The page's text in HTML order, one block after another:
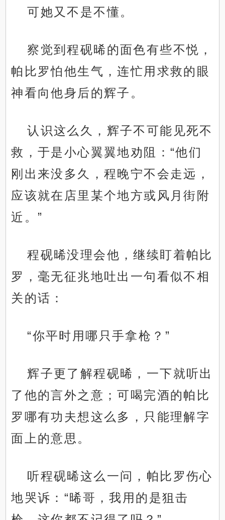
可她又不是不懂。
察觉到程砚晞的面色有些不悦，
帕比罗怕他生气，连忙用求救的眼
神看向他身后的辉子。
认识这么久，辉子不可能见死不
救，于是小心翼翼地劝阻：“他们
刚出来没多久，程晚宁不会走远，
应该就在店里某个地方或风月街附
近。”
程砚晞没理会他，继续盯着帕比
罗，毫无征兆地吐出一句看似不相
关的话：
“你平时用哪只手拿枪？”
辉子更了解程砚晞，一下就听出
了他的言外之意；可喝完酒的帕比
罗哪有功夫想这么多，只能理解字
面上的意思。
听程砚晞这么一问，帕比罗伤心
地哭诉：“晞哥，我用的是狙击